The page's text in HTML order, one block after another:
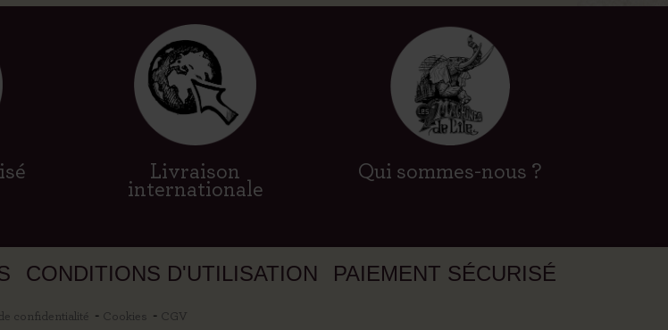
Livraison
internationale
Qui sommes-nous ?
CONDITIONS D'UTILISATION PAIEMENT SÉCURISÉ
confidentialité Cookies CGV